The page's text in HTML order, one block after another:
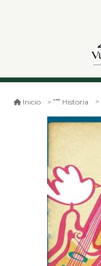
Inicio Historia